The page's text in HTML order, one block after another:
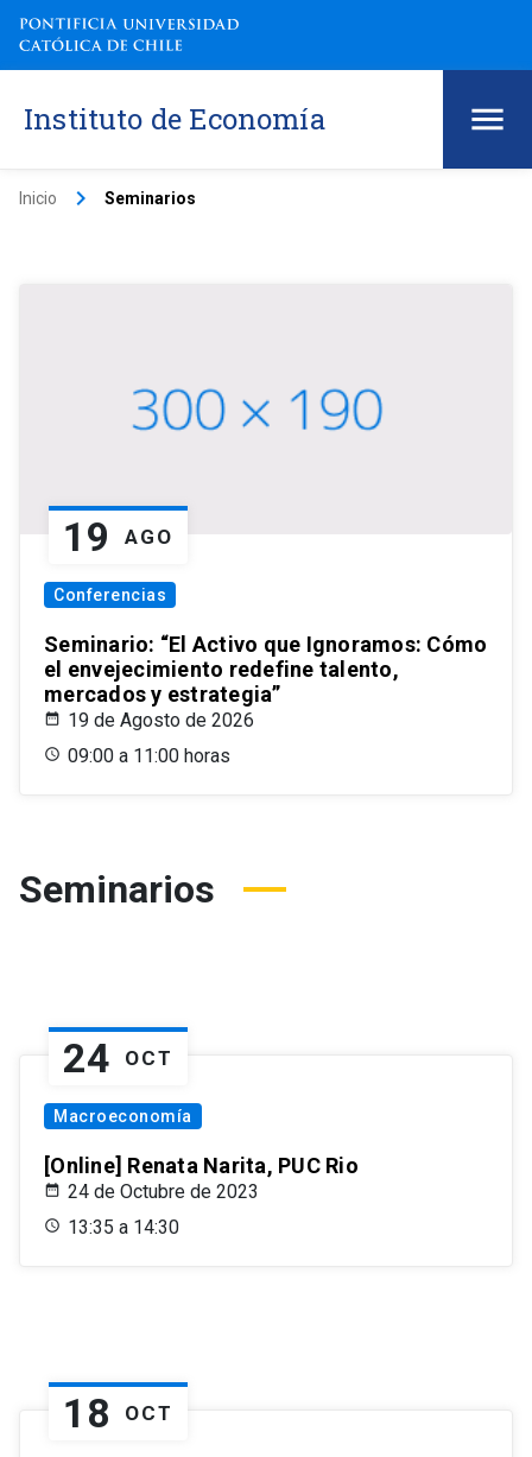
Instituto de Economía
Inicio keyboard_arrow_right Seminarios
19 AGO
Conferencias
Seminario: “El Activo que Ignoramos: Cómo
el envejecimiento redefine talento,
mercados y estrategia”
19 de Agosto de 2026
09:00 a 11:00 horas
Seminarios
24 OCT
Macroeconomía
[Online] Renata Narita, PUC Rio
24 de Octubre de 2023
13:35 a 14:30
18 OCT